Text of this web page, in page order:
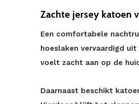
Zachte jersey katoen
Een comfortabele
hoeslaken vervaardigd
voelt zacht aan op de
Daarnaast beschikt